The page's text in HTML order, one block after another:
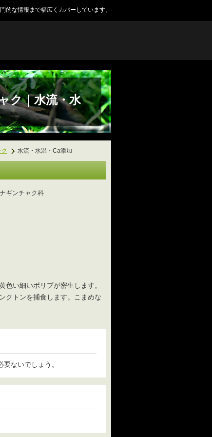
的な情報まで幅広くカバーしています。
ク｜水流・水
水流・水温・Ca添加
ギンチャク科
色い細いポリプが密生します。
クトンを捕食します。こまめな
ないでしょう。